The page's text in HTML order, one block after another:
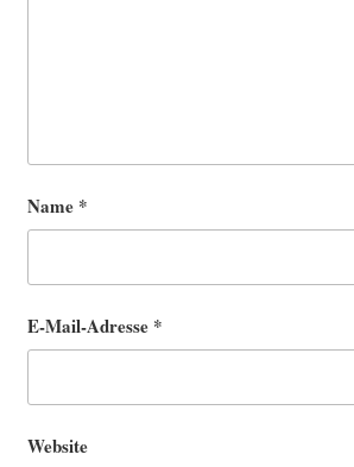
Name *
E-Mail-Adresse *
Website